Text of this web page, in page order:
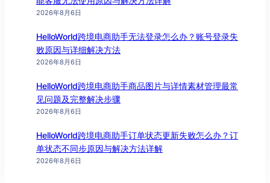
2026年8月6日
HelloWorld跨境电商助手无法登录怎么办？账号登录失
败原因与详细解决方法
2026年8月6日
HelloWorld跨境电商助手商品图片与详情素材管理最常
见问题及完整解决步骤
2026年8月6日
HelloWorld跨境电商助手订单状态更新失败怎么办？订
单状态不同步原因与解决方法详解
2026年8月6日